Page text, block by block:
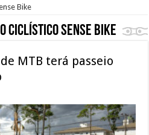
Bike
Ciclístico Sense Bike
MTB terá passeio